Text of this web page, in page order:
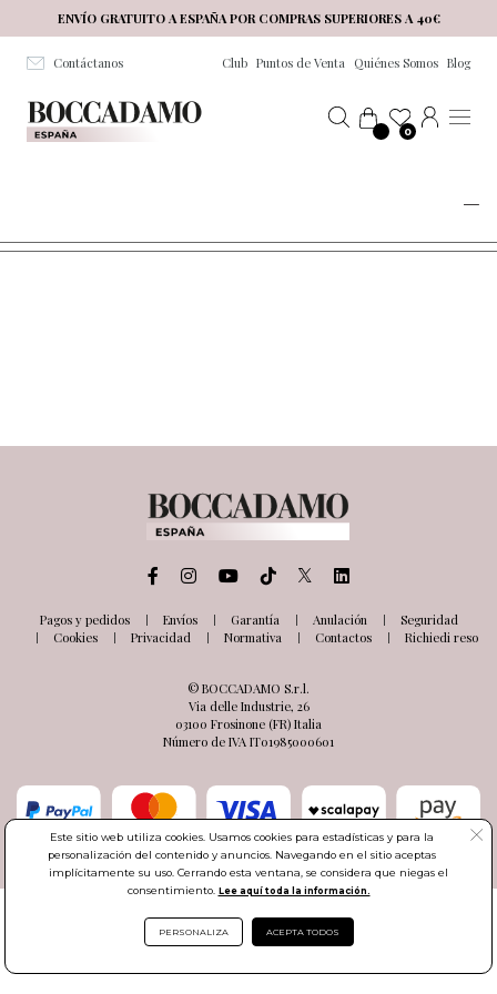
Salta al contenuto principale
ENVÍO GRATUITO A ESPAÑA POR COMPRAS SUPERIORES A 40€
Contáctanos Club Puntos de Venta Quiénes Somos Blog
0
Pagos y pedidos Envíos Garantía Anulación
Seguridad
Cookies
Privacidad Normativa Contactos Richiedi reso
© BOCCADAMO S.r.l.
Via delle Industrie, 26
03100 Frosinone (FR) Italia
Número de IVA IT01985000601
Este sitio web utiliza cookies. Usamos cookies para estadísticas y para la
personalización del contenido y anuncios. Navegando en el sitio aceptas
implícitamente su uso. Cerrando esta ventana, se considera que niegas el
consentimiento. Lee aquí toda la información.
PERSONALIZA ACEPTA TODOS